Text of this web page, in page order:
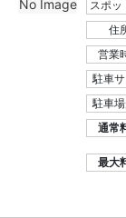
スポッ
住
営業
駐車
駐車
通常
最大
No Image